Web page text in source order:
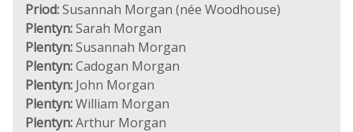
Priod:Susannah Morgan (née Woodhouse)
Plentyn:Sarah Morgan
Plentyn:Susannah Morgan
Plentyn:Cadogan Morgan
Plentyn: John Morgan
Plentyn:William Morgan
Plentyn:Arthur Morgan